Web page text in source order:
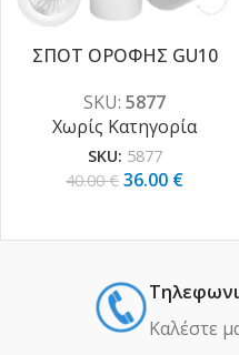
ΣΠΟΤ ΟΡΟΦΗΣ GU10
SKU: 5877
Χωρίς Κατηγορία
SKU: 5877
40.00€ 36.00 €
Καλέστε